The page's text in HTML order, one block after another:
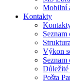
Mobilní
Kontakty
Seznam
Výkon
Pošta